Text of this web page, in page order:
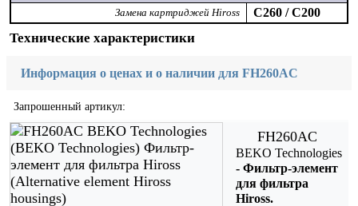
Технические характеристики
Замена картриджей Hiross C260 / C200
Информация о ценах и о наличии для FH260AC
Запрошенный артикул:
FH260AC
BEKO Technologies
- Фильтр-элемент
для фильтра
Hiross.